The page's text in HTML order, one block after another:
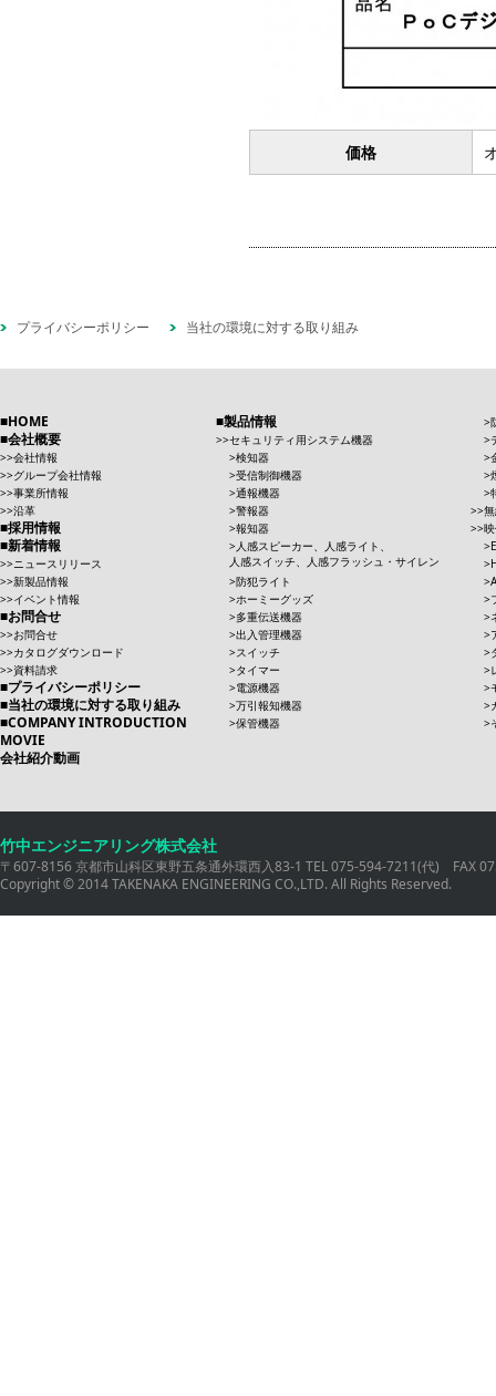
価格
プライバシーポリシー 当社の環境に対する取り組み
HOME
会社概要
会社情報
グループ会社情報
事業所情報
沿革
採用情報
新着情報
ニュースリリース
新製品情報
イベント情報
お問合せ
お問合せ
カタログダウンロード
資料請求
プライバシーポリシー
当社の環境に対する取り組み
COMPANY INTRODUCTION
MOVIE
会社紹介動画
製品情報
セキュリティ用システム機器
検知器
受信制御機器
通報機器
警報器
報知器
人感スピーカー、人感ライト、
人感スイッチ、人感フラッシュ・サイレン
防犯ライト
ホーミーグッズ
多重伝送機器
出入管理機器
スイッチ
タイマー
電源機器
万引報知機器
保管機器
竹中エンジニアリング株式会社
〒607-8156 京都市山科区東野五条通外環西入83-1 TEL 075-594-7211(代) FAX
Copyright © 2014 TAKENAKA ENGINEERING CO.,LTD. All Rights Reserved.